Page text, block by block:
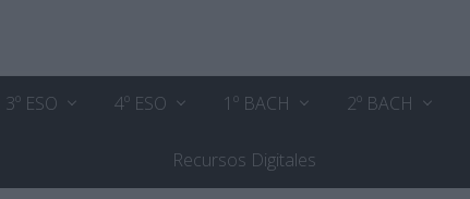
3º ESO 4º ESO 1º BACH 2º BACH
Recursos Digitales